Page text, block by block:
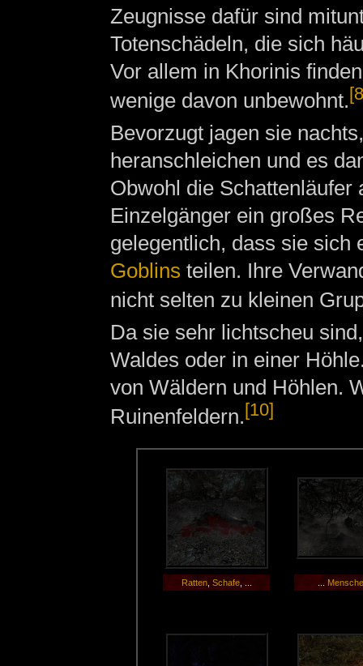
Zeugnisse dafür sind
Totenschädeln, die sich
Vor allem in Khorinis
wenige davon unbewohnt.
Bevorzugt jagen sie
heranschleichen und es
Obwohl die
Einzelgänger ein großes
gelegentlich, dass sie sich
Goblins teilen. Ihre
nicht selten zu kleinen
Da sie sehr lichtscheu
Waldes oder in einer
von Wäldern und Höhlen.
Ruinenfeldern.[10]
Ratten, Schafe, ...